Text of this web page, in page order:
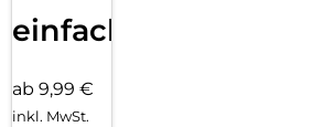
einfach
ab 9,99 €
inkl. MwSt.